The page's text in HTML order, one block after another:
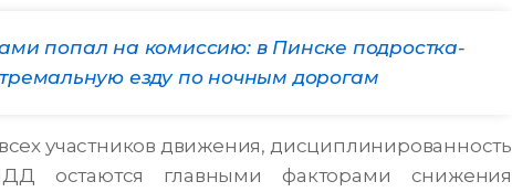
попал на комиссию: в Пинске подростка-
езду по ночным дорогам
участников движения, дисциплинированность
остаются главными факторами снижения